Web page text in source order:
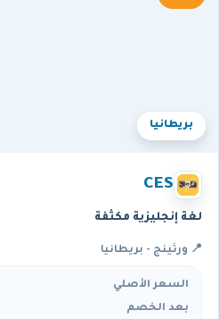
بريطانيا
CES
لغة إنجليزية مكثفة
📍 ورثينج - بريطانيا
السعر الأصلي
بعد الخصم